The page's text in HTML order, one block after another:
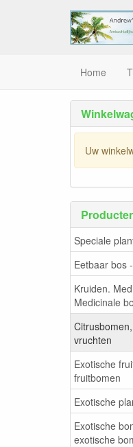
Home
Uw
Speciale
Eetbaar bos
Kruiden.
Medicinale
vruchten
Exotische
fruitbomen
Exotische
Exotische
exotische